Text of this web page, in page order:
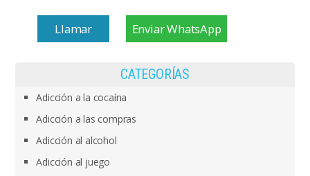
Llamar Enviar WhatsApp
CATEGORÍAS
Adicción a la cocaína
Adicción a las compras
Adicción al alcohol
Adicción al juego